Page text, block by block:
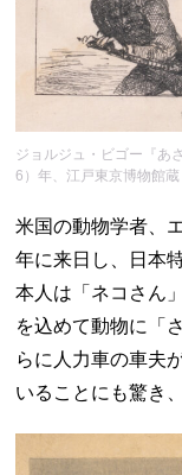
ジョルジュ・ビゴー『あ
6）年、江戸東京博物館蔵
米国の動物学者、
年に来日し、日本
本人は「ネコさん
を込めて動物に「
らに人力車の車夫
いることにも驚き